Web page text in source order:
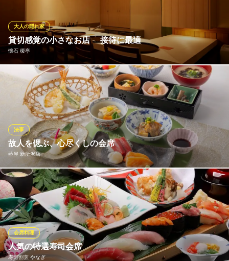
相性の良い素材です。 体に優しい温野菜もたっぷり取れて栄養バ
ランスも抜群です。
木曽路 所沢店
しゃぶしゃぶ・日本料理
西武新宿線航空公園駅 徒歩6分
埼玉県所沢市宮本町2-15-8
貸切感覚の小さなお店 接待に最適
懐石 榎亭
大人の隠れ家
和室1、テーブル席1、カウンター席4の小さなお店ですのでプライ
ベートレストランのようにお使い頂けます。 すべてひとりで手作
りしておりますので、ご予約のお客様優先にて1日数組様ほどしか
承ることができませんが、心を込めてひと組様ごとに丁寧におも
てなしさせていただくことをモットーとしております。
懐石 榎亭
接待 顔合わせ 祝い事
西武池袋線所沢駅 徒歩8分
埼玉県所沢市御幸町1-16 所沢スカイライズタワー204
故人を偲ぶ、心尽くしの会席
藍屋 新所沢店
法事
法事・法要のお食事には、旬の食材を丁寧に仕立てた会席料理を
ご用意しています。当日ご注文できる、ミニ会席【藍屋御膳】も
おすすめです。故人を偲ぶ席にふさわしい、心尽くしの内容でご
提供いたしますのでお気軽にお問合せください。※写真はおもてな
しコース
藍屋 新所沢店
人気の特選寿司会席
寿司割烹 やなぎ
会席料理